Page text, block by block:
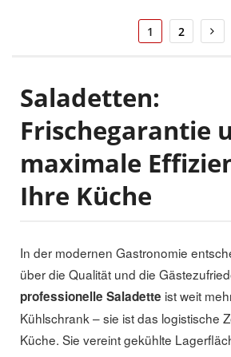
Seite
Sie
lesen
gerade
1 Seite
2
Saladetten:
Frischegarantie
maximale
Ihre Küche
In der modernen Gastronomie
über die Qualität und die
professionelle Saladette ist weit
Kühlschrank – sie ist das logistische
Küche. Sie vereint gekühlte